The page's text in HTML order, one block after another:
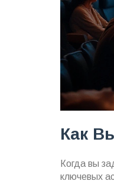
Как
Когда вы
ключевых